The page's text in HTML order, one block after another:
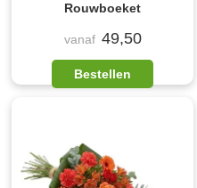
Rouwboeket
vanaf 49,50
Bestellen